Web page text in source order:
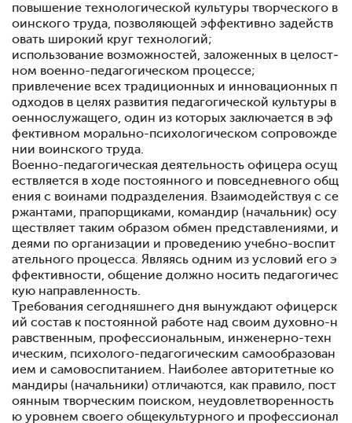
повышение технологической культуры творческого в
о­инского труда, позволяющей эффективно задейств
овать широкий круг технологий;
использование возможностей, заложенных в целост­
ном военно-педагогическом процессе;
привлечение всех традиционных и инновационных п
одходов в целях развития педагогической куль­туры в
оеннослужащего, один из которых заключается в эф
фективном морально-психологическом сопровожде
нии воинского труда.
Военно-педагогическая деятельность офицера осущ
еств­ляется в ходе постоянного и повседневного общ
ения с вои­нами подразделения. Взаимодействуя с се
ржантами, пра­порщиками, командир (начальник) осу
ществляет таким образом обмен представлениями, и
деями по организации и проведению учебно-воспит
ательного процесса. Являясь од­ним из условий его э
ффективности, общение должно носить педагогичес
кую направленность.
Требования сегодняшнего дня вы­нуждают офицерск
ий состав к постоянной работе над сво­им духовно-н
равственным, профессиональным, инженерно-техн
ическим, психолого-педагогическим самообразован
ием и самовоспитанием. Наиболее авторитетные ко
мандиры (начальники) отличаются, как правило, пост
оянным твор­ческим поиском, неудовлетворенность
ю уровнем своего об­щекультурного и профессионал